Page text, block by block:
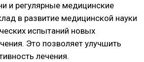
и регулярные медицинские
в развитие медицинской науки
испытаний новых
Это позволяет улучшить
лечения.